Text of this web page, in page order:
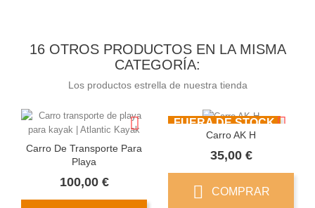
16 OTROS PRODUCTOS EN LA MISMA
CATEGORÍA:
Los productos estrella de nuestra tienda
Carro De Transporte Para
Playa
100,00 €Precio
FUERA DE STOCK
Carro AK H
35,00 €Precio
COMPRAR